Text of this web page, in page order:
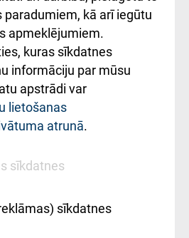
kā arī iegūtu
apmeklējumiem.
kuras sīkdatnes
informāciju par mūsu
apstrādi var
lietošanas
atrunā.
sīkdatnes
sīkdatnes